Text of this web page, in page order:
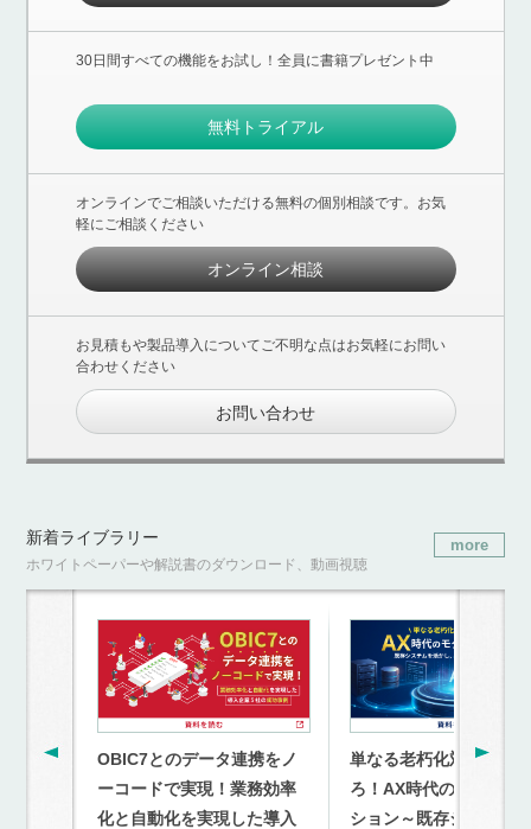
30日間すべての機能をお試し！全員に書籍プレゼント中
無料トライアル
オンラインでご相談いただける無料の個別相談です。お気
軽にご相談ください
オンライン相談
お見積もや製品導入についてご不明な点はお気軽にお問い
合わせください
お問い合わせ
新着ライブラリー
ホワイトペーパーや解説書のダウンロード、動画視聴
more
OBIC7とのデータ連携をノ
ーコードで実現！業務効率
化と自動化を実現した導入
単なる老朽化対策を超
ろ！AX時代のモダナイ
ション～既存システム